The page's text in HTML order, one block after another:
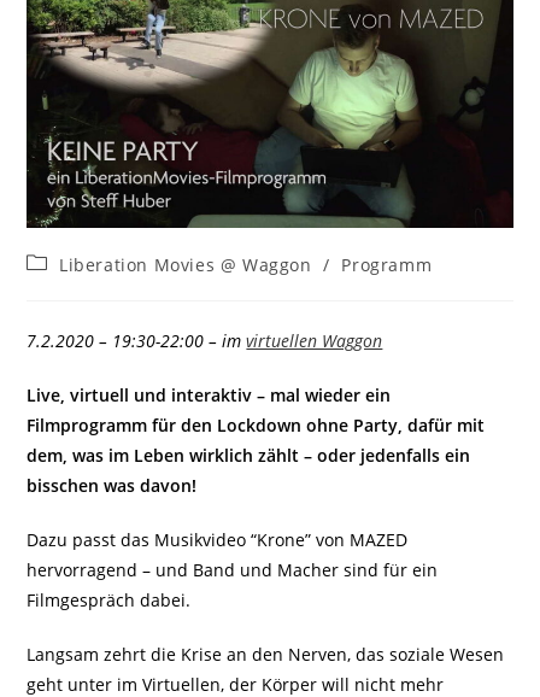
Beitrags-
Liberation Movies @ Waggon / Programm
7.2.2020 – 19:30-22:00 – imvirtuellen Waggon
Live, virtuell und interaktiv – mal wieder ein
Filmprogramm für den Lockdown ohne Party, dafür mit
dem, was im Leben wirklich zählt – oder jedenfalls ein
bisschen was davon!
Dazu passt das Musikvideo “Krone” von MAZED
hervorragend – und Band und Macher sind für ein
Filmgespräch dabei.
Langsam zehrt die Krise an den Nerven, das soziale Wesen
geht unter im Virtuellen, der Körper will nicht mehr